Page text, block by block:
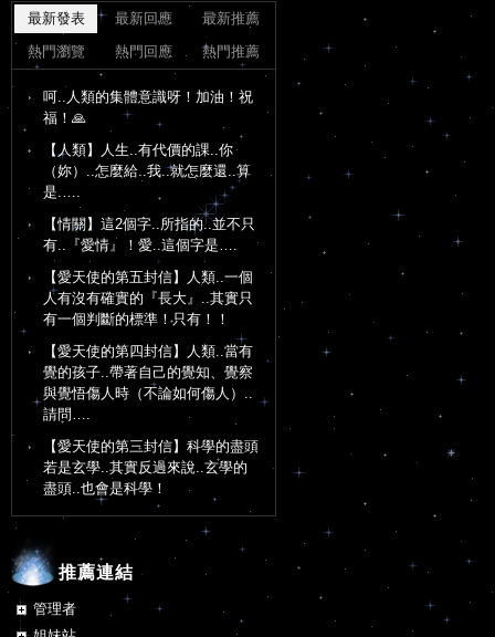
最新發表 最新回應
最新推薦
熱門瀏覽
熱門回應 熱門推薦
呵..人類的集體意識呀！加油！祝
福！🙏
【人類】人生..有代價的課..你
（妳）..怎麼給..我..就怎麼還..算
是.….
【情關】這2個字..所指的..並不只
有..『愛情』！愛..這個字是….
【愛天使的第五封信】人類..一個
人有沒有確實的『長大』..其實只
有一個判斷的標準！只有！！
【愛天使的第四封信】人類..當有
覺的孩子..帶著自己的覺知、覺察
與覺悟傷人時（不論如何傷人）..
請問….
【愛天使的第三封信】科學的盡頭
若是玄學..其實反過來說..玄學的
盡頭..也會是科學！
推薦連結
管理者